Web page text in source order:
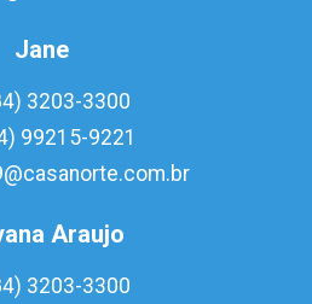
Jane
3203-3300
99215-9221
Araujo
3203-3300